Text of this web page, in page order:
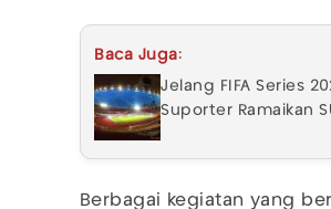
Baca Juga:
Jelang FIFA Series
Suporter Ramaikan
Berbagai kegiatan yang